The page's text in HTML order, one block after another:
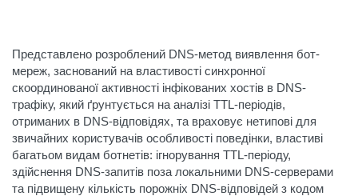
Представлено розроблений DNS-метод виявлення бот-
мереж, заснований на властивості синхронної
скоординованої активності інфікованих хостів в DNS-
трафіку, який ґрунтується на аналізі TTL-періодів,
отриманих в DNS-відповідях, та враховує нетипові для
звичайних користувачів особливості поведінки, властиві
багатьом видам ботнетів: ігнорування TTL-періоду,
здійснення DNS-запитів поза локальними DNS-серверами
та підвищену кількість порожніх DNS-відповідей з кодом